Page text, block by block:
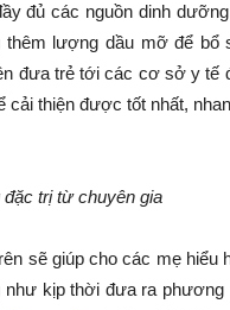
đủ các nguồn dinh
lượng dầu mỡ để
đưa trẻ tới các cơ sở y
cải thiện được tốt nhất,
trị từ chuyên gia
sẽ giúp cho các mẹ
như kịp thời đưa ra